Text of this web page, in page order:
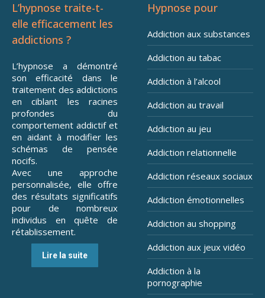
L’hypnose traite-t-
elle efficacement les
addictions ?
L’hypnose a démontré
son efficacité dans le
traitement des addictions
en ciblant les racines
profondes du
comportement addictif et
en aidant à modifier les
schémas de pensée
nocifs.
Avec une approche
personnalisée, elle offre
des résultats significatifs
pour de nombreux
individus en quête de
rétablissement.
Lire la suite
Hypnose pour
Addiction aux substances
Addiction au tabac
Addiction à l’alcool
Addiction au travail
Addiction au jeu
Addiction relationnelle
Addiction réseaux sociaux
Addiction émotionnelles
Addiction au shopping
Addiction aux jeux vidéo
Addiction à la
pornographie